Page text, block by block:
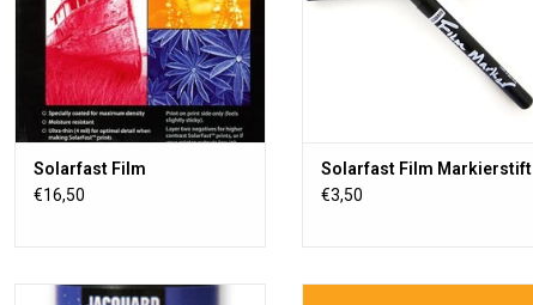
Film, um Fotonegative für
Solardrucke mit SolarFast-Farbe
zu erstellen.
ZUM WARENKORB HINZUFÜGEN
Solarfast Film
€16,50
Farben.
ZUM WARENKORB HINZUFÜGEN
Solarfast Film Markierstift
€3,50
Solarfast Wash entfernt